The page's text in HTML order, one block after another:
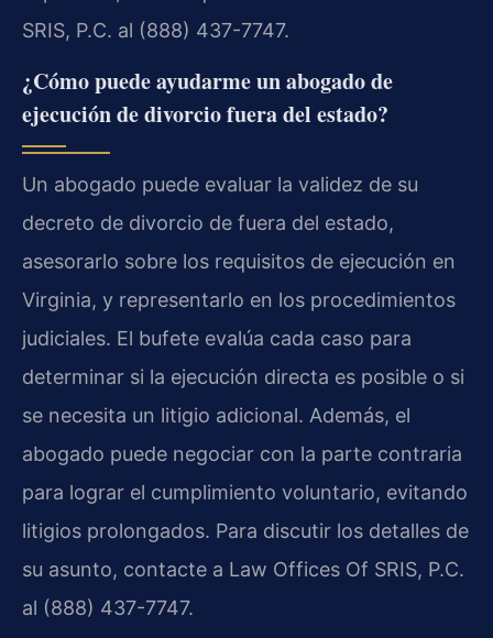
SRIS, P.C. al (888) 437-7747.
¿Cómo puede ayudarme un abogado de
ejecución de divorcio fuera del estado?
Un abogado puede evaluar la validez de su
decreto de divorcio de fuera del estado,
asesorarlo sobre los requisitos de ejecución en
Virginia, y representarlo en los procedimientos
judiciales. El bufete evalúa cada caso para
determinar si la ejecución directa es posible o si
se necesita un litigio adicional. Además, el
abogado puede negociar con la parte contraria
para lograr el cumplimiento voluntario, evitando
litigios prolongados. Para discutir los detalles de
su asunto, contacte a Law Offices Of SRIS, P.C.
al (888) 437-7747.